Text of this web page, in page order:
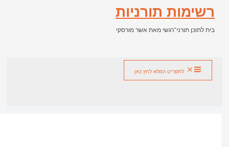
תורניות
תורני־רגשי מאת אשר מורסקי
לתפריט המלא לחץ כאן